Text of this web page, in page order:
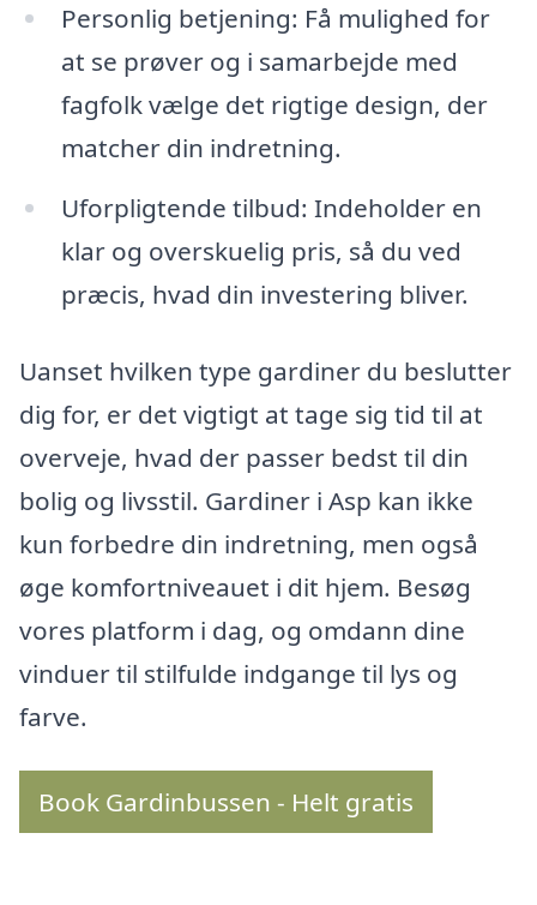
Personlig betjening: Få mulighed for
at se prøver og i samarbejde med
fagfolk vælge det rigtige design, der
matcher din indretning.
Uforpligtende tilbud: Indeholder en
klar og overskuelig pris, så du ved
præcis, hvad din investering bliver.
Uanset hvilken type gardiner du beslutter
dig for, er det vigtigt at tage sig tid til at
overveje, hvad der passer bedst til din
bolig og livsstil. Gardiner i Asp kan ikke
kun forbedre din indretning, men også
øge komfortniveauet i dit hjem. Besøg
vores platform i dag, og omdann dine
vinduer til stilfulde indgange til lys og
farve.
Book Gardinbussen - Helt gratis